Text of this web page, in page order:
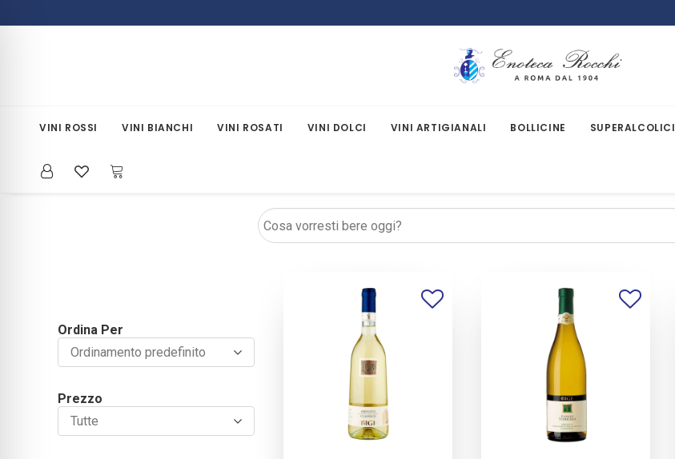
VINI ROSSI VINI BIANCHI VINI ROSATI VINI DOLCI VINI ARTIGIANALI BOLLICINE SUPERALCOLICI
Ordina Per
Ordina
Per
Ordinamento predefinito
Prezzo
Tutte